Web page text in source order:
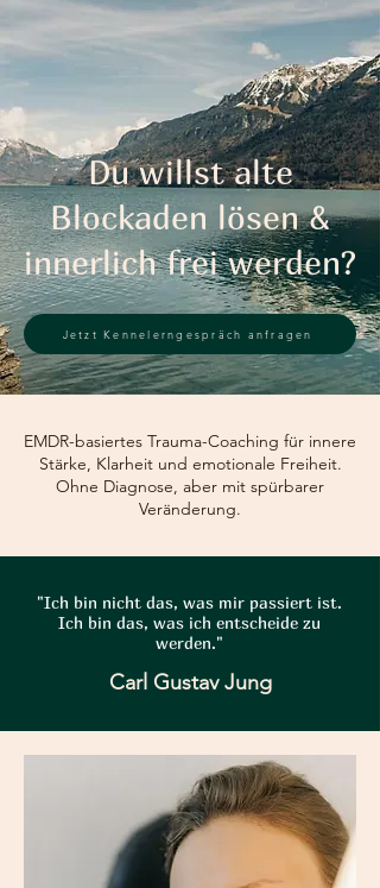
Du willst alte
Blockaden lösen &
innerlich frei werden?
Jetzt Kennelerngespräch anfragen
EMDR-basiertes Trauma-Coaching für innere
Stärke, Klarheit und emotionale Freiheit.
Ohne Diagnose, aber mit spürbarer
Veränderung.
"Ich bin nicht das, was mir passiert ist.
Ich bin das, was ich entscheide zu
werden."
Carl Gustav Jung